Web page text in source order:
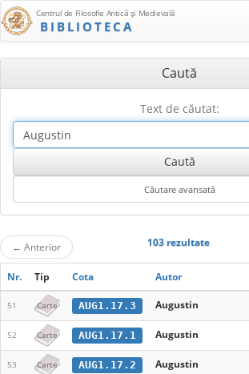
Centrul de Filosofie Antică şi Medievală
BIBLIOTECA
Caută
Text de căutat:
← Anterior 103 rezultate
Nr. Tip Cota Autor
51 Carte AUG1.17.3 Augustin
52 Carte AUG1.17.1 Augustin
53 Carte AUG1.17.2 Augustin